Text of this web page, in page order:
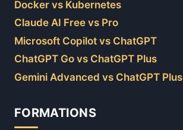
Docker vs Kubernetes
Claude AI Free vs Pro
Microsoft Copilot vs ChatGPT
ChatGPT Go vs ChatGPT Plus
Gemini Advanced vs ChatGPT Plus
FORMATIONS